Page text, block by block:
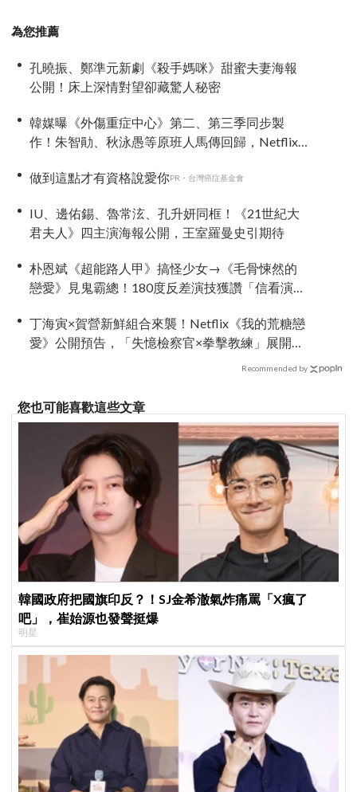
為您推薦
孔曉振、鄭準元新劇《殺手媽咪》甜蜜夫妻海報
公開！床上深情對望卻藏驚人秘密
韓媒曝《外傷重症中心》第二、第三季同步製
作！朱智勛、秋泳愚等原班人馬傳回歸，Netflix
做到這點才有資格說愛你PR・台灣癌症基金會
IU、邊佑錫、魯常泫、孔升妍同框！《21世紀大
君夫人》四主演海報公開，王室羅曼史引期待
朴恩斌《超能路人甲》搞怪少女→《毛骨悚然的
戀愛》見鬼霸總！180度反差演技獲讚「信看演
丁海寅×賀營新鮮組合來襲！Netflix《我的荒糖戀
愛》公開預告，「失憶檢察官×拳擊教練」展開荒
Recommended by
您也可能喜歡這些文章
韓國政府把國旗印反？！SJ金希澈氣炸痛罵「X瘋了
吧」，崔始源也發聲挺爆
明星